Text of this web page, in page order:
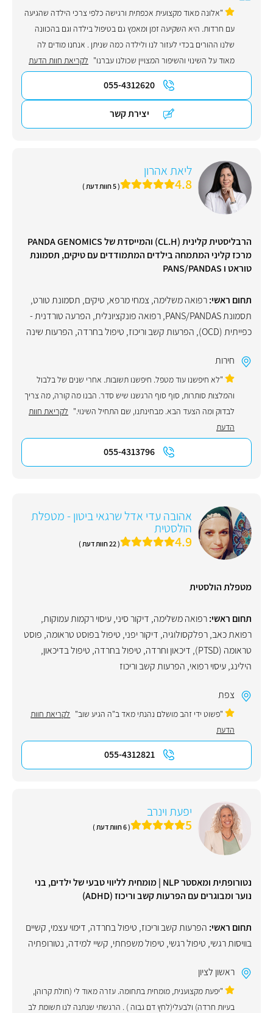
"אלונה מאוד מקצועית אכפתית ורגישה כלפי צרכי הילדה שהגיעה
עם חרדות. היא השקיעה זמן ומאמץ גם בטיפול בילדה וגם בהכוונה
שלנו ההורים בכדי לעזור לנו ולילדה כמה שניתן . אנחנו מודים לה
מאוד על השינוי והשיפור המצויין שכולנו עברנו" לקריאת חוות הדעת
055-4312620
יצירת קשר
ליאת אהרון
4.8 ( 5 חוות דעת )
הרבליסטית קלינית (CL.H) והמייסדת של PANDA GENOMICS
מרכז קליני המתמחה בילדים המתמודדים עם טיקים, תסמונת
טוראט ו PANS/PANDAS
תחום ראשי:רפואה משלימה, צמחי מרפא, טיקים, תסמונת טורט,
תסמונת PANS/PANDAS
,רפואה פונקציונלית, הפרעה טורדנית -
כפייתית (OCD)
, הפרעות קשב וריכוז, טיפול בחרדה, הפרעות שינה
חירות
"לא חיפשנו עוד מטפל. חיפשנו תשובות. אחרי שנים של בלבול
והמלצות סותרות, סוף סוף הרגשנו שיש סדר. הבנו מה קורה, מה צריך
לבדוק ומה הצעד הבא. מבחינתנו, שם התחיל השינוי." לקריאת חוות
הדעת
055-4313796
אהובה עדי אדל שרגאי ביטון - מטפלת
הולסטית
4.9 ( 22 חוות דעת )
מטפלת הולסטית
תחום ראשי:רפואה משלימה, דיקור סיני,עיסוי רקמות עמוקות,
רפואת כאב,רפלקסולוגיה, דיקור יפני, טיפול בפוסט טראומה, פוסט
טראומה (PTSD)
, דיכאון וחרדה, טיפול בחרדה, טיפול בדיכאון,
הילינג,עיסוי רפואי, הפרעות קשב וריכוז
צפת
"פשוט ידי זהב מושלם נהנתי מאד ב"ה הגיע שוב" לקריאת חוות
הדעת
055-4312821
יפעת וינרב
5 ( 6 חוות דעת )
נטורופתית ומאסטר NLP | מומחית לליווי טבעי של ילדים, בני
נוער ומבוגרים עם הפרעות קשב וריכוז (ADHD)
תחום ראשי: הפרעות קשב וריכוז, טיפול בחרדה, דימוי עצמי, קשיים
בוויסות רגשי, טיפול רגשי, טיפול משפחתי, קשיי למידה, נטורופתיה
ראשון לציון
"יפעת מקצוענית, מומחית בתחומה. עזרה מאוד לי (חולת קרוהן,
בעיות חרדה) ולבעלי(לחץ דם גבוה ) . הרגשתי שנתנה לנו תשומת לב